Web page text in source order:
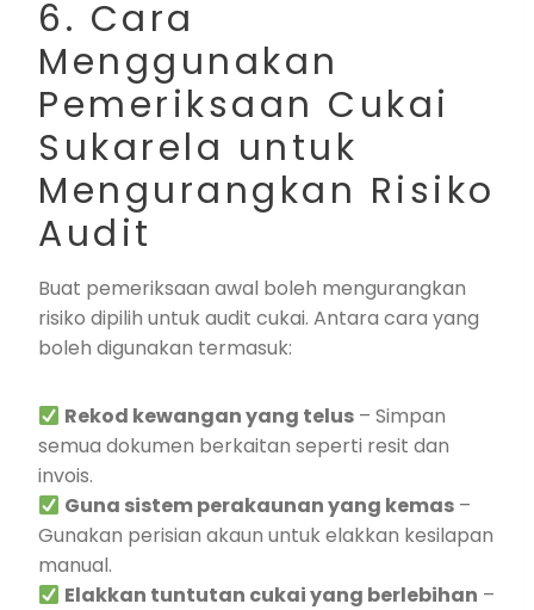
6. Cara
Menggunakan
Pemeriksaan Cukai
Sukarela untuk
Mengurangkan Risiko
Audit
Buat pemeriksaan awal boleh mengurangkan
risiko dipilih untuk audit cukai. Antara cara yang
boleh digunakan termasuk:
Rekod kewangan yang telus – Simpan
semua dokumen berkaitan seperti resit dan
invois.
Guna sistem perakaunan yang kemas –
Gunakan perisian akaun untuk elakkan kesilapan
manual.
Elakkan tuntutan cukai yang berlebihan –